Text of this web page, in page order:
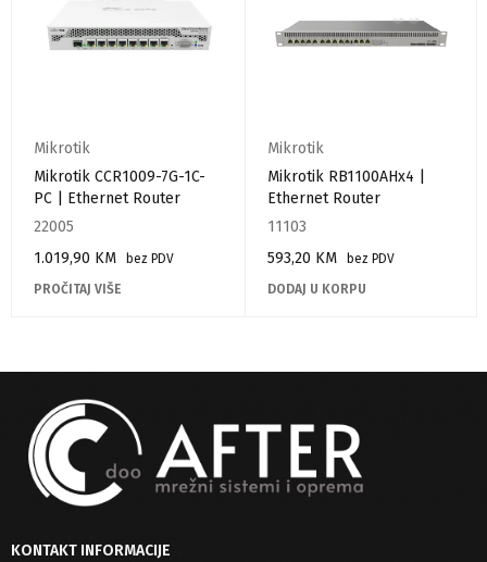
Mikrotik
Mikrotik CCR1009-7G-1C-
PC | Ethernet Router
22005
1.019,90 KM
bez PDV
PROČITAJ VIŠE
Mikrotik
Mikrotik RB1100AHx4 |
Ethernet Router
11103
593,20 KM
bez PDV
DODAJ U KORPU
KONTAKT INFORMACIJE